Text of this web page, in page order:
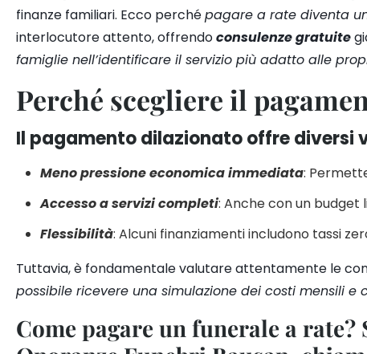
finanze familiari. Ecco perchépagare a rate diventa
interlocutore attento, offrendoconsulenze gratuite
famiglie nell’identificare il servizio più adatto alle
Perché scegliere il
Il pagamento dilazionato offre diversi
Meno pressione economica immediata:
Accesso a servizi completi: Anche con un budget
Flessibilità: Alcuni finanziamenti includono tassi
Tuttavia, è fondamentale valutare attentamente le
possibile ricevere una simulazione dei costi mensili e
Come pagare un funerale a